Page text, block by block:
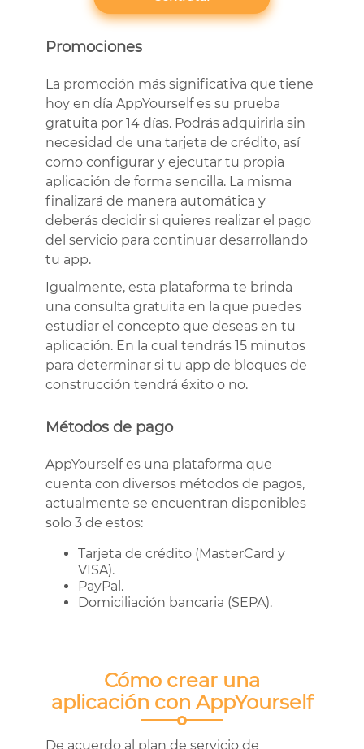
Promociones
La promoción más significativa que tiene
hoy en día AppYourself es su prueba
gratuita por 14 días. Podrás adquirirla sin
necesidad de una tarjeta de crédito, así
como configurar y ejecutar tu propia
aplicación de forma sencilla. La misma
finalizará de manera automática y
deberás decidir si quieres realizar el pago
del servicio para continuar desarrollando
tu app.
Igualmente, esta plataforma te brinda
una consulta gratuita en la que puedes
estudiar el concepto que deseas en tu
aplicación. En la cual tendrás 15 minutos
para determinar si tu app de bloques de
construcción tendrá éxito o no.
Métodos de pago
AppYourself es una plataforma que
cuenta con diversos métodos de pagos,
actualmente se encuentran disponibles
solo 3 de estos:
Tarjeta de crédito (MasterCard y
VISA).
PayPal.
Domiciliación bancaria (SEPA).
Cómo crear una
aplicación con AppYourself
De acuerdo al plan de servicio de